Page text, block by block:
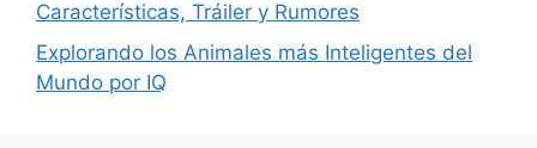
Características, Tráiler y Rumores
Explorando los Animales más Inteligentes del
Mundo por IQ